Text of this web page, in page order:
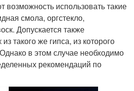
использовать такие
смола, оргстекло,
Допускается также
такого же гипса, из которого
в этом случае необходимо
рекомендаций по